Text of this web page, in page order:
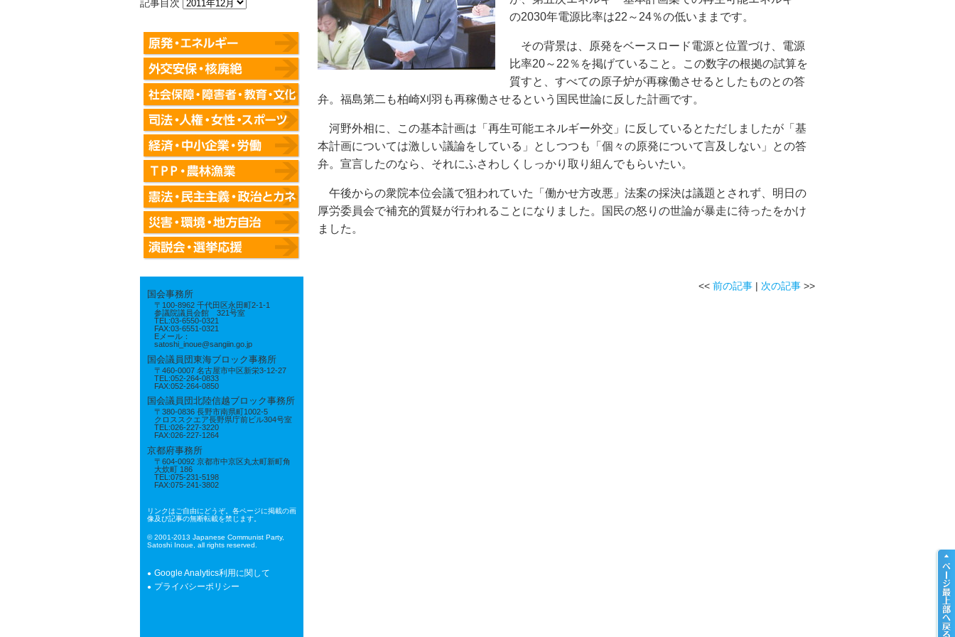
記事目次
国会事務所
〒100-8962 千代田区永田町2-1-1
参議院議員会館 321号室
TEL:03-6550-0321
FAX:03-6551-0321
Eメール：
satoshi_inoue@sangiin.go.jp
国会議員団東海ブロック事務所
〒460-0007 名古屋市中区新栄3-12-27
TEL:052-264-0833
FAX:052-264-0850
国会議員団北陸信越ブロック事務所
〒380-0836 長野市南県町1002-5
クロススクエア長野県庁前ビル304号室
TEL:026-227-3220
FAX:026-227-1264
京都府事務所
〒604-0092 京都市中京区丸太町新町角
大炊町 186
TEL:075-231-5198
FAX:075-241-3802
リンクはご自由にどうぞ。各ページに掲載の画
像及び記事の無断転載を禁じます。
© 2001-2013 Japanese Communist Party,
Satoshi Inoue, all rights reserved.
Google Analytics利用に関して
プライバシーポリシー
の2030年電源比率は22～24％の低いままです。
その背景は、原発をベースロード電源と位置づけ、電源
比率20～22％を掲げていること。この数字の根拠の試算を
質すと、すべての原子炉が再稼働させるとしたものとの答
弁。福島第二も柏崎刈羽も再稼働させるという国民世論に反した計画です。
河野外相に、この基本計画は「再生可能エネルギー外交」に反しているとただしましたが「基
本計画については激しい議論をしている」としつつも「個々の原発について言及しない」との答
弁。宣言したのなら、それにふさわしくしっかり取り組んでもらいたい。
午後からの衆院本位会議で狙われていた「働かせ方改悪」法案の採決は議題とされず、明日の
厚労委員会で補充的質疑が行われることになりました。国民の怒りの世論が暴走に待ったをかけ
ました。
<< 前の記事 | 次の記事 >>